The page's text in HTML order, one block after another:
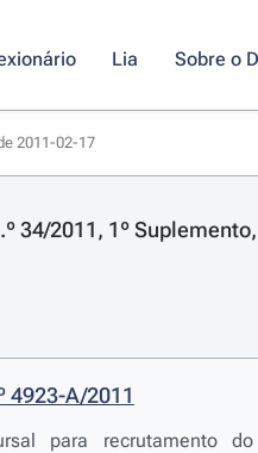
Lia Sobre o
2011-02-17
34/2011, 1º
4923-A/2011
para recrutamento